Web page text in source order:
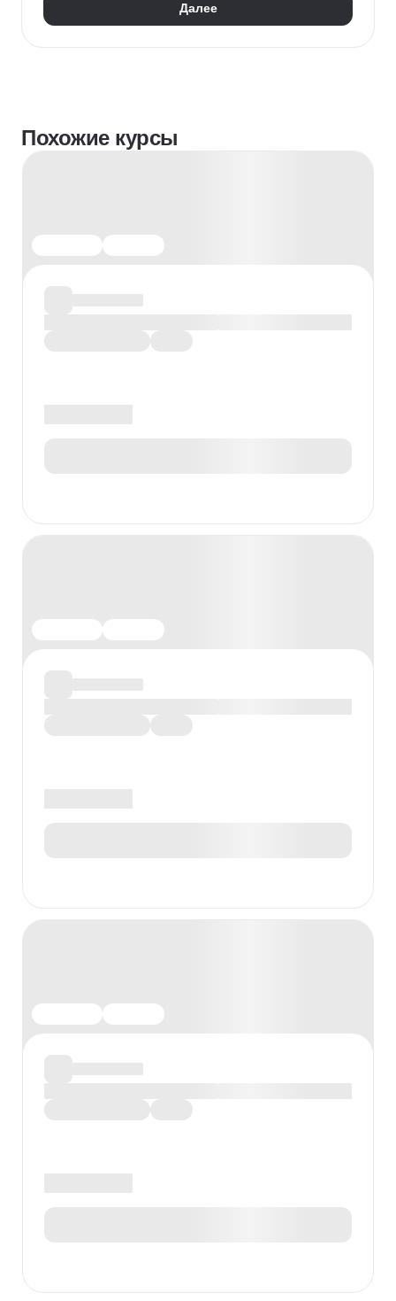
Далее
Похожие курсы